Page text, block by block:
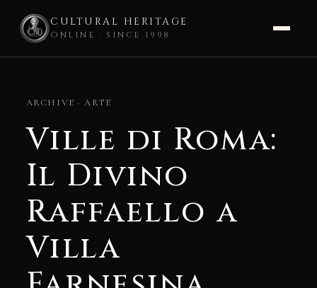
CULTURAL HERITAGE
ONLINE · SINCE 1998
contentARCHIVE · ARTE
Ville di Roma:
Il Divino
Raffaello a
Villa